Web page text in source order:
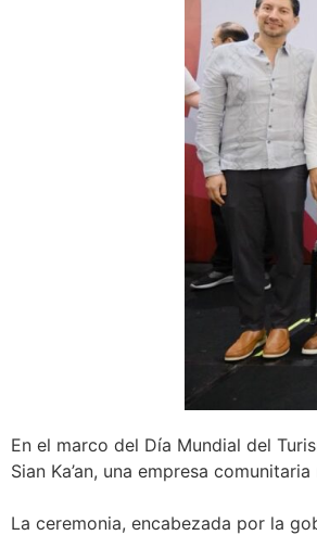
En el marco del Día Mundial del
Sian Ka’an, una empresa
La ceremonia, encabezada por la